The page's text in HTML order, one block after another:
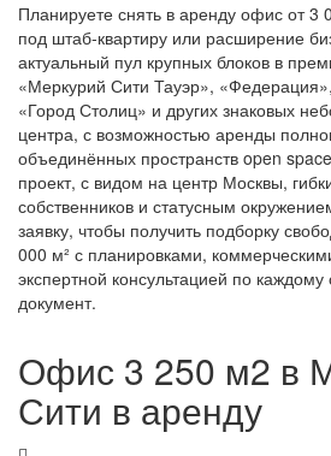
Планируете снять в аренду офис от 3
под штаб‑квартиру или расширение
актуальный пул крупных блоков в
«Меркурий Сити Тауэр»,
«Город Столиц» и других знаковых
центра, с возможностью аренды
объединённых пространств open
проект, с видом на центр Москвы,
собственников и статусным
заявку, чтобы получить подборку
000 м² с планировками,
экспертной консультацией по каждому
документ.
Офис 3 250 м2 в
Сити в аренду